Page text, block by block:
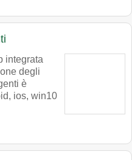
integrata
degli
è
ios, win10